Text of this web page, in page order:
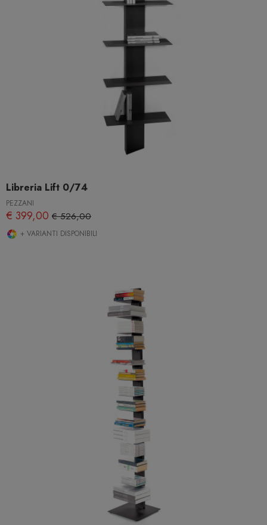
Libreria Lift 0/74
PEZZANI
€ 399,00 € 526,00
+ VARIANTI DISPONIBILI